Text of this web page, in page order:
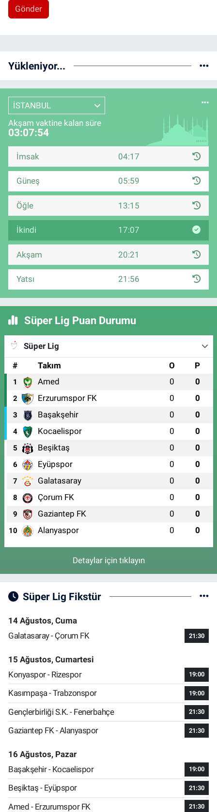
Gönder
Yükleniyor...
İSTANBUL
Akşam vaktine kalan süre
03:07:53
İmsak 04:17
Güneş 05:59
Öğle 13:15
İkindi 17:07
Akşam 20:21
Yatsı 21:56
Süper Lig Puan Durumu
Süper Lig
#
Takım O P
1 Amed 0 0
2 Erzurumspor FK 0 0
3 Başakşehir 0 0
4 Kocaelispor 0 0
5 Beşiktaş 0 0
6 Eyüpspor 0 0
7 Galatasaray 0 0
8 Çorum FK 0 0
9 Gaziantep FK 0 0
10 Alanyaspor 0 0
Detaylar için tıklayın
Süper Lig Fikstür
14 Ağustos, Cuma
Galatasaray - Çorum FK
21:30
15 Ağustos, Cumartesi
Konyaspor - Rizespor
19:00
Kasımpaşa - Trabzonspor 19:00
Gençlerbirliği S.K. - Fenerbahçe 21:30
Gaziantep FK - Alanyaspor 21:30
16 Ağustos, Pazar
Başakşehir - Kocaelispor
19:00
Beşiktaş - Eyüpspor 21:30
Amed - Erzurumspor FK 21:30